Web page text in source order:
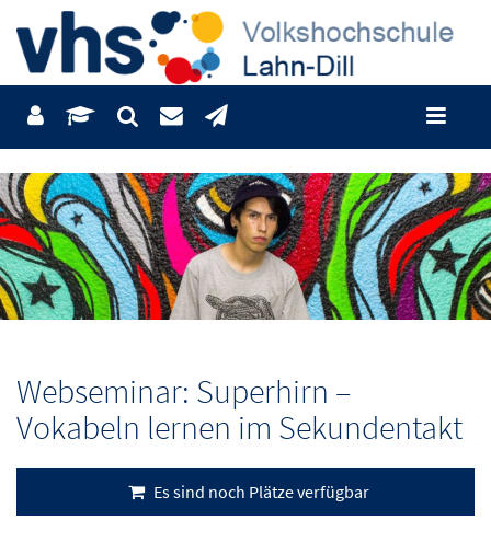
Webseminar: Superhirn –
Vokabeln lernen im Sekundentakt
Es sind noch Plätze verfügbar